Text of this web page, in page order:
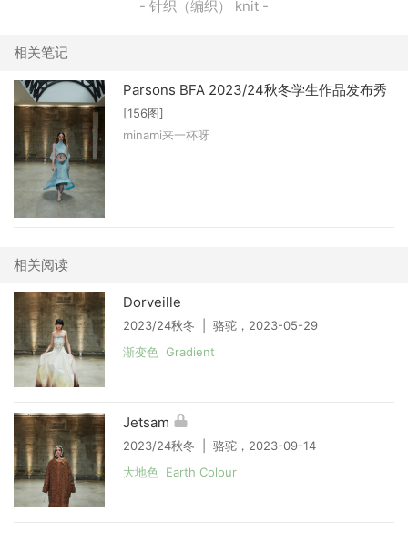
- 针织（编织） knit -
相关笔记
Parsons BFA 2023/24秋冬学生作品发布秀
[156图]
minami来一杯呀
相关阅读
Dorveille
2023/24秋冬 | 骆驼，2023-05-29
渐变色 Gradient
Jetsam
2023/24秋冬 | 骆驼，2023-09-14
大地色 Earth Colour